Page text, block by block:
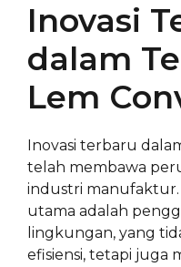
Inovasi
dalam
Lem
Inovasi terbaru
telah membawa
industri manufaktur.
utama adalah
lingkungan, yang
efisiensi, tetapi juga